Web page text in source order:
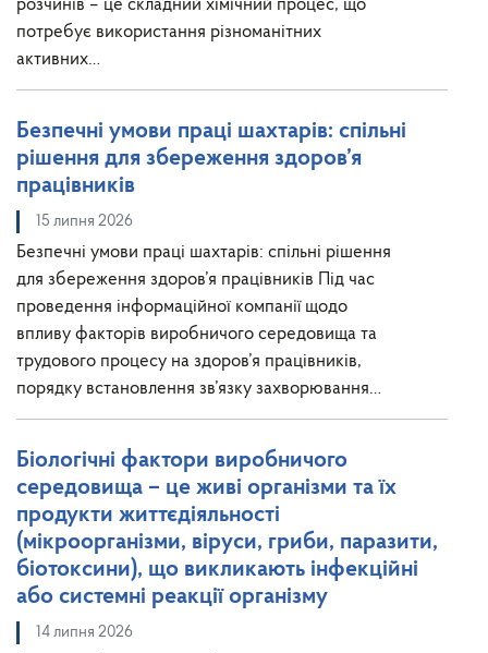
розчинів – це складний хімічний процес, що
потребує використання різноманітних
активних…
Безпечні умови праці шахтарів: спільні
рішення для збереження здоров’я
працівників
15 липня 2026
Безпечні умови праці шахтарів: спільні рішення
для збереження здоров’я працівників Під час
проведення інформаційної компанії щодо
впливу факторів виробничого середовища та
трудового процесу на здоров’я працівників,
порядку встановлення зв’язку захворювання…
Біологічні фактори виробничого
середовища – це живі організми та їх
продукти життєдіяльності
(мікроорганізми, віруси, гриби, паразити,
біотоксини), що викликають інфекційні
або системні реакції організму
14 липня 2026